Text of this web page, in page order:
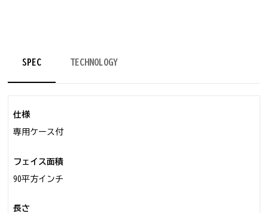
SPEC TECHNOLOGY
仕様
専用ケース付
フェイス面積
90平方インチ
長さ